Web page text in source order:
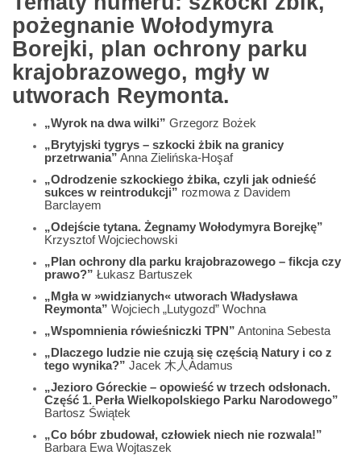
pożegnanie Wołodymyra
Borejki, plan ochrony parku
krajobrazowego, mgły w
utworach Reymonta.
„Wyrok na dwa wilki” Grzegorz Bożek
„Brytyjski tygrys – szkocki żbik na granicy
przetrwania” Anna Zielińska-Hoşaf
„Odrodzenie szkockiego żbika, czyli jak odnieść
sukces w reintrodukcji” rozmowa z Davidem
Barclayem
„Odejście tytana. Żegnamy Wołodymyra Borejkę”
Krzysztof Wojciechowski
„Plan ochrony dla parku krajobrazowego – fikcja czy
prawo?” Łukasz Bartuszek
„Mgła w »widzianych« utworach Władysława
Reymonta” Wojciech „Lutygozd” Wochna
„Wspomnienia rówieśniczki TPN” Antonina Sebesta
„Dlaczego ludzie nie czują się częścią Natury i co z
tego wynika?” Jacek 木人Adamus
„Jezioro Góreckie – opowieść w trzech odsłonach.
Część 1. Perła Wielkopolskiego Parku Narodowego”
Bartosz Świątek
„Co bóbr zbudował, człowiek niech nie rozwala!”
Barbara Ewa Wojtaszek